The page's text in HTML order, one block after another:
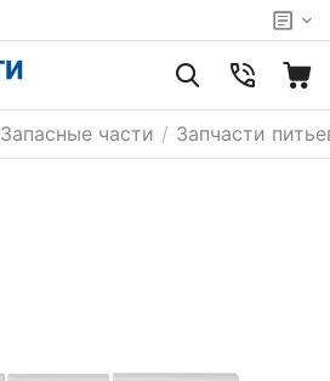
Запасные части / Запчасти